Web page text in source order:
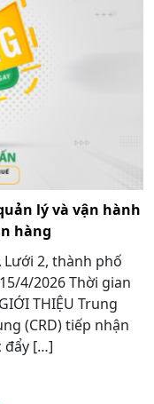
lý và vận hành
hàng
Lưới 2, thành phố
4/2026 Thời gian
THIỆU Trung
(CRD) tiếp nhận
đẩy […]